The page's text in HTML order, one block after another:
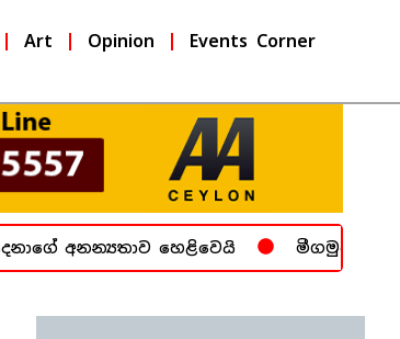
Art Opinion Events Corner
අනන්‍යතාව හෙළිවෙයි මීගමුව